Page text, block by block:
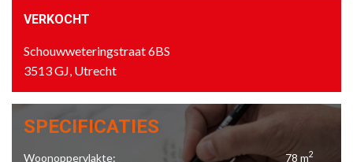
VERKOCHT
Schouwweteringstraat 6BS
3513 GJ, Utrecht
SPECIFICATIES
Woonoppervlakte: 78 m2